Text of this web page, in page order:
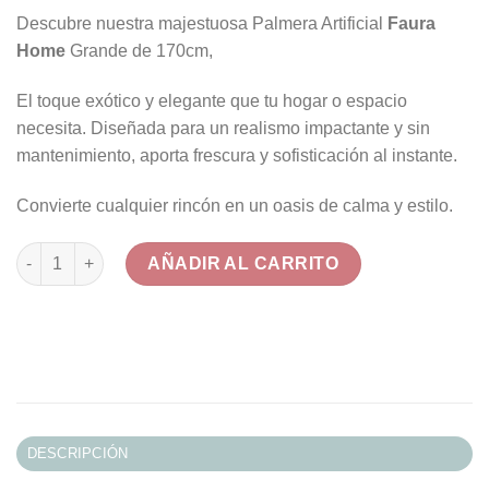
Descubre nuestra majestuosa Palmera Artificial
Faura
Home Grande de 170cm,
El toque exótico y elegante que tu hogar o espacio
necesita. Diseñada para un realismo impactante y sin
mantenimiento, aporta frescura y sofisticación al instante.
Convierte cualquier rincón en un oasis de calma y estilo.
Palmera Artificial Grande Decorativa 170cm cantidad
AÑADIR AL CARRITO
DESCRIPCIÓN